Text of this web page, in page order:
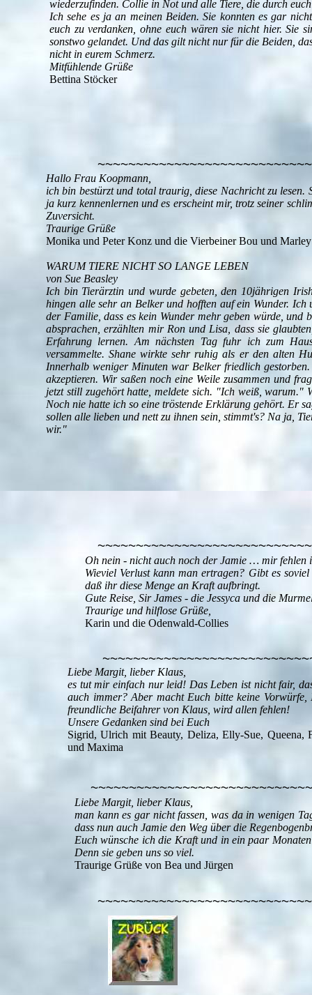
wiederzufinden. Collie in Not und alle Tiere, die durch
Ich sehe es ja an meinen Beiden. Sie konnten es gar
euch zu verdanken, ohne euch wären sie nicht hier. Sie
sonstwo gelandet. Und das gilt nicht nur für die Beiden,
nicht in eurem Schmerz.
Mitfühlende Grüße
Bettina Stöcker
Hallo Frau Koopmann,
ich bin bestürzt und total traurig, diese Nachricht zu
ja kurz kennenlernen und es erscheint mir, trotz seiner
Zuversicht.
Traurige Grüße
Monika und Peter Konz und die Vierbeiner Bou und Marley
WARUM TIERE NICHT SO LANGE LEBEN
von Sue Beasley
Ich bin Tierärztin und wurde gebeten, den 10jährigen
hingen alle sehr an Belker und hofften auf ein Wunder.
der Familie, dass es kein Wunder mehr geben würde,
absprachen, erzählten mir Ron und Lisa, dass sie
Erfahrung lernen. Am nächsten Tag fuhr ich zum
versammelte. Shane wirkte sehr ruhig als er den alten
Innerhalb weniger Minuten war Belker friedlich
akzeptieren. Wir saßen noch eine Weile zusammen und
jetzt still zugehört hatte, meldete sich. "Ich weiß, warum."
Noch nie hatte ich so eine tröstende Erklärung gehört. Er
sollen alle lieben und nett zu ihnen sein, stimmt's? Na ja,
wir."
Oh nein - nicht auch noch der Jamie … mir fehlen
Wieviel Verlust kann man ertragen? Gibt es
daß ihr diese Menge an Kraft aufbringt.
Gute Reise, Sir James - die Jessyca und die
Traurige und hilflose Grüße,
Karin und die Odenwald-Collies
Liebe Margit, lieber Klaus,
es tut mir einfach nur leid! Das Leben ist nicht fair,
auch immer? Aber macht Euch bitte keine
freundliche Beifahrer von Klaus, wird allen fehlen!
Unsere Gedanken sind bei Euch
Sigrid, Ulrich mit Beauty, Deliza, Elly-Sue,
und Maxima
Liebe Margit, lieber Klaus,
man kann es gar nicht fassen, was da in wenigen
dass nun auch Jamie den Weg über die
Euch wünsche ich die Kraft und in ein paar
Denn sie geben uns so viel.
Traurige Grüße von Bea und Jürgen